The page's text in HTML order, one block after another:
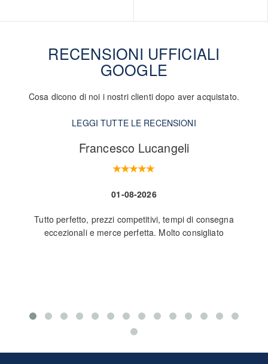
RECENSIONI UFFICIALI
GOOGLE
Cosa dicono di noi i nostri clienti dopo aver acquistato.
LEGGI TUTTE LE RECENSIONI
Francesco Lucangeli
01-08-2026
Tutto perfetto, prezzi competitivi, tempi di consegna
eccezionali e merce perfetta. Molto consigliato